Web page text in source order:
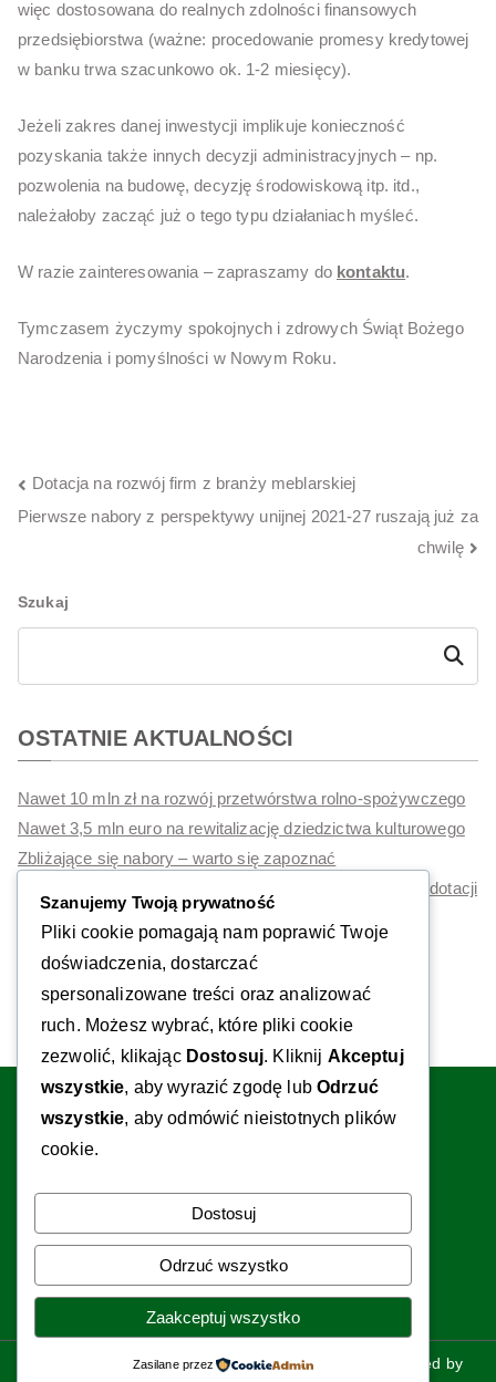
więc dostosowana do realnych zdolności finansowych
przedsiębiorstwa (ważne: procedowanie promesy kredytowej
w banku trwa szacunkowo ok. 1-2 miesięcy).
Jeżeli zakres danej inwestycji implikuje konieczność
pozyskania także innych decyzji administracyjnych – np.
pozwolenia na budowę, decyzję środowiskową itp. itd.,
należałoby zacząć już o tego typu działaniach myśleć.
W razie zainteresowania – zapraszamy do kontaktu.
Tymczasem życzymy spokojnych i zdrowych Świąt Bożego
Narodzenia i pomyślności w Nowym Roku.
NAWIGACJA
WPISU
Dotacja na rozwój firm z branży meblarskiej
Pierwsze nabory z perspektywy unijnej 2021-27 ruszają już za
chwilę
Szukaj
Szukaj
OSTATNIE AKTUALNOŚCI
Nawet 10 mln zł na rozwój przetwórstwa rolno-spożywczego
Nawet 3,5 mln euro na rewitalizację dziedzictwa kulturowego
Zbliżające się nabory – warto się zapoznać
Polskie Mosty Technologiczne 2026 – nawet 180 tys. zł dotacji
na rozwój eksportu. Ruszył nabór 3N/2026
Dotacje na inwestycje z ZUS
LinkedIn
YouTube
Facebook
Kontakt:
31-036 Kraków
tel. 606 117 632, 533 871 153
e-mail:biuro@pmdg.pl
Copyright © 2026PM Doradztwo Gospodarcze . Powered by
Szanujemy Twoją prywatność
Pliki cookie pomagają nam poprawić Twoje
doświadczenia, dostarczać
spersonalizowane treści oraz analizować
ruch. Możesz wybrać, które pliki cookie
zezwolić, klikając Dostosuj. Kliknij Akceptuj
wszystkie, aby wyrazić zgodę lub Odrzuć
wszystkie, aby odmówić nieistotnych plików
cookie.
Dostosuj
Odrzuć wszystko
Zaakceptuj wszystko
Zasilane przez